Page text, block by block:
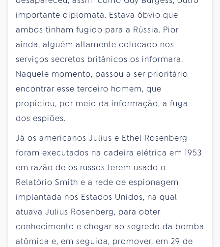
importante diplomata. Estava óbvio que
ambos tinham fugido para a Rússia. Pior
ainda, alguém altamente colocado nos
serviços secretos britânicos os informara.
Naquele momento, passou a ser prioritário
encontrar esse terceiro homem, que
propiciou, por meio da informação, a fuga
dos espiões.
Já os americanos Julius e Ethel Rosenberg
foram executados na cadeira elétrica em 1953
em razão de os russos terem usado o
Relatório Smith e a rede de espionagem
implantada nos Estados Unidos, na qual
atuava Julius Rosenberg, para obter
conhecimento e chegar ao segredo da bomba
atômica e, em seguida, promover, em 29 de